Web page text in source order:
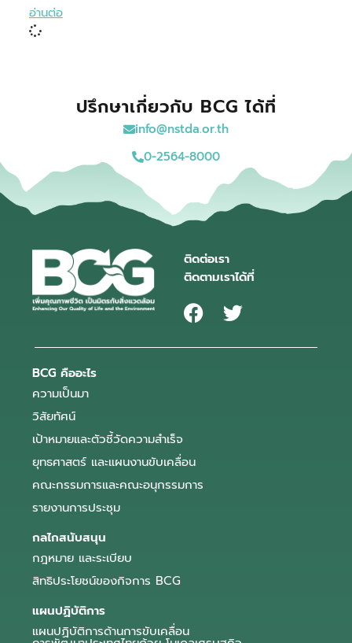
อ่านต่อ
ปรึกษาเกี่ยวกับ BCG ได้ที่
info@nstda.or.th
0-2564-8000
ติดต่อเรา
ติดตามเราได้ที่
BCG คืออะไร
ความเป็นมา
วิสัยทัศน์
เป้าหมายและตัวชี้วัดความสำเร็จ
ยุทธศาสตร์ และแผนงานขับเคลื่อน
คณะกรรมการและคณะอนุกรรมการ
รายงานการประชุม
กลไกสนับสนุน
กฎหมาย และระเบียบ
สิทธิประโยชน์ของกิจการ BCG
แผนปฏิบัติการ
แผนปฏิบัติการด้านการขับเคลื่อน